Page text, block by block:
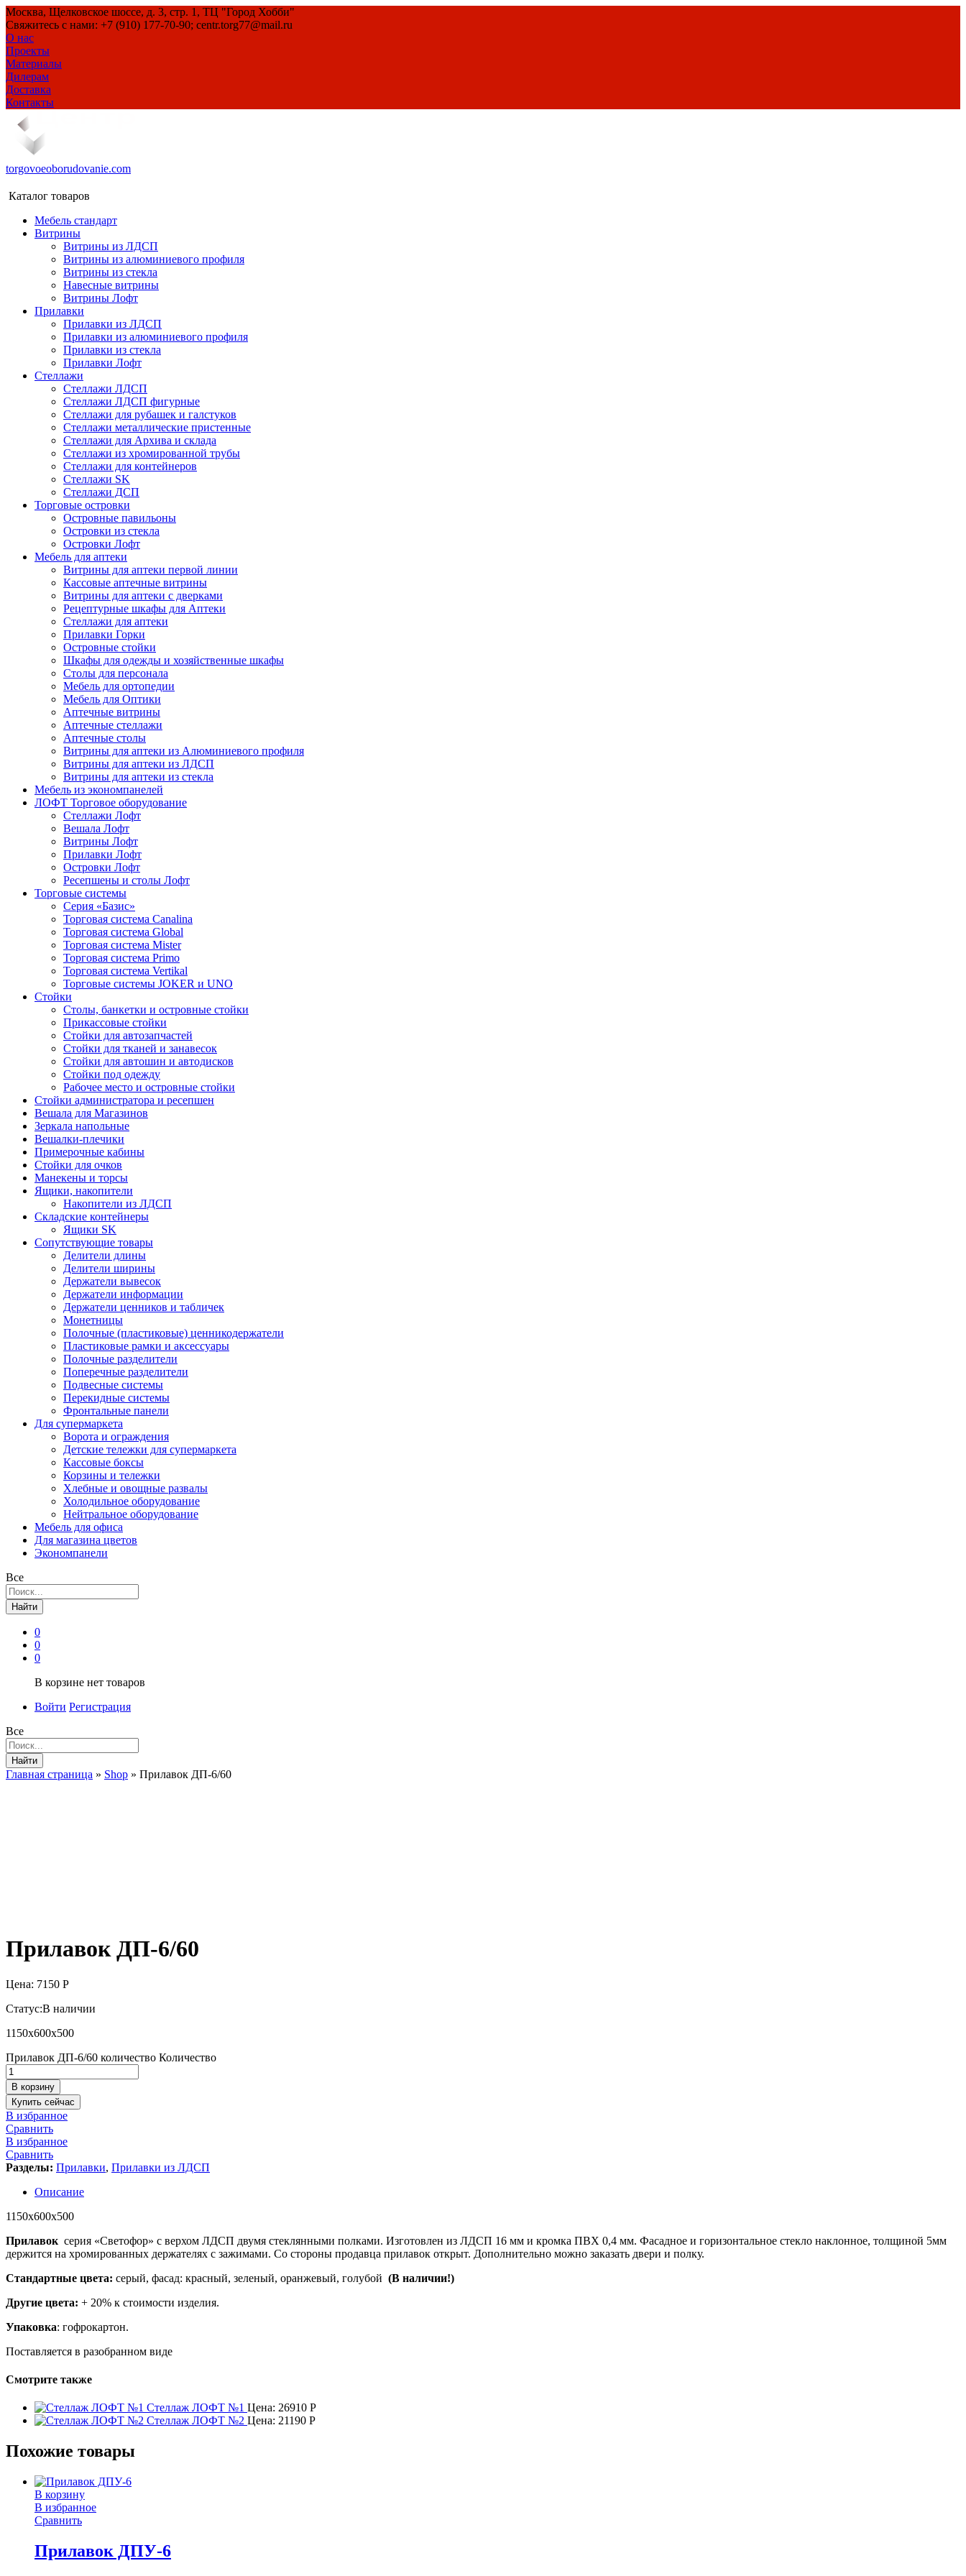
Москва, Щелковское шоссе, д. 3, стр. 1, ТЦ "Город Хобби"
Свяжитесь с нами: +7 (910) 177-70-90; centr.torg77@mail.ru
О нас
Проекты
Материалы
Дилерам
Доставка
Контакты
torgovoeoborudovanie.com
Каталог товаров
Мебель стандарт
Витрины
Витрины из ЛДСП
Витрины из алюминиевого профиля
Витрины из стекла
Навесные витрины
Витрины Лофт
Прилавки
Прилавки из ЛДСП
Прилавки из алюминиевого профиля
Прилавки из стекла
Прилавки Лофт
Стеллажи
Стеллажи ЛДСП
Стеллажи ЛДСП фигурные
Стеллажи для рубашек и галстуков
Стеллажи металлические пристенные
Стеллажи для Архива и склада
Стеллажи из хромированной трубы
Стеллажи для контейнеров
Стеллажи SK
Стеллажи ДСП
Торговые островки
Островные павильоны
Островки из стекла
Островки Лофт
Мебель для аптеки
Витрины для аптеки первой линии
Кассовые аптечные витрины
Витрины для аптеки с дверками
Рецептурные шкафы для Аптеки
Стеллажи для аптеки
Прилавки Горки
Островные стойки
Шкафы для одежды и хозяйственные шкафы
Столы для персонала
Мебель для ортопедии
Мебель для Оптики
Аптечные витрины
Аптечные стеллажи
Аптечные столы
Витрины для аптеки из Алюминиевого профиля
Витрины для аптеки из ЛДСП
Витрины для аптеки из стекла
Мебель из экономпанелей
ЛОФТ Торговое оборудование
Стеллажи Лофт
Вешала Лофт
Витрины Лофт
Прилавки Лофт
Островки Лофт
Ресепшены и столы Лофт
Торговые системы
Серия «Базис»
Торговая система Canalina
Торговая система Global
Торговая система Mister
Торговая система Primo
Торговая система Vertikal
Торговые системы JOKER и UNO
Стойки
Столы, банкетки и островные стойки
Прикассовые стойки
Стойки для автозапчастей
Стойки для тканей и занавесок
Стойки для автошин и автодисков
Стойки под одежду
Рабочее место и островные стойки
Стойки администратора и ресепшен
Вешала для Магазинов
Зеркала напольные
Вешалки-плечики
Примерочные кабины
Стойки для очков
Манекены и торсы
Ящики, накопители
Накопители из ЛДСП
Складские контейнеры
Ящики SK
Сопутствующие товары
Делители длины
Делители ширины
Держатели вывесок
Держатели информации
Держатели ценников и табличек
Монетницы
Полочные (пластиковые) ценникодержатели
Пластиковые рамки и аксессуары
Полочные разделители
Поперечные разделители
Подвесные системы
Перекидные системы
Фронтальные панели
Для супермаркета
Ворота и ограждения
Детские тележки для супермаркета
Кассовые боксы
Корзины и тележки
Хлебные и овощные развалы
Холодильное оборудование
Нейтральное оборудование
Мебель для офиса
Для магазина цветов
Экономпанели
Все
Найти
0
0
0
В корзине нет товаров
Войти Регистрация
Все
Найти
Главная страница » Shop » Прилавок ДП-6/60
Прилавок ДП-6/60
Цена: 7150 Р
Статус:В наличии
1150х600х500
Прилавок ДП-6/60 количество Количество
В корзину
Купить сейчас
В избранное
Сравнить
В избранное
Сравнить
Разделы: Прилавки, Прилавки из ЛДСП
Описание
1150х600х500
Прилавок серия «Светофор» с верхом ЛДСП двумя стеклянными полками. Изготовлен из ЛДСП 16 мм и кромка ПВХ 0,4 мм. Фасадное и горизонтальное стекло наклонное, толщиной 5мм
держится на хромированных держателях с зажимами. Со стороны продавца прилавок открыт. Дополнительно можно заказать двери и полку.
Стандартные цвета: серый, фасад: красный, зеленый, оранжевый, голубой (В наличии!)
Другие цвета: + 20% к стоимости изделия.
Упаковка: гофрокартон.
Поставляется в разобранном виде
Смотрите также
Стеллаж ЛОФТ №1 Цена: 26910 Р
Стеллаж ЛОФТ №2 Цена: 21190 Р
Похожие товары
В корзину
В избранное
Сравнить
Прилавок ДПУ-6